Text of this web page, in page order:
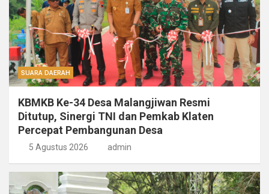
SUARA DAERAH
KBMKB Ke-34 Desa Malangjiwan Resmi
Ditutup, Sinergi TNI dan Pemkab Klaten
Percepat Pembangunan Desa
5 Agustus 2026 admin